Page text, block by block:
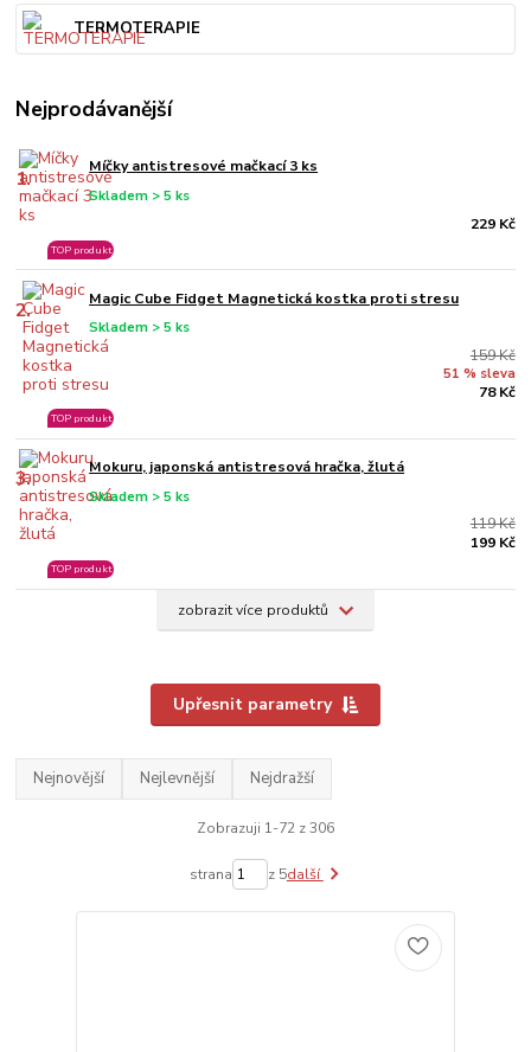
TERMOTERAPIE
Nejprodávanější
1. Míčky antistresové mačkací 3 ks
Skladem > 5 ks
TOP produkt
229 Kč
2. Magic Cube Fidget Magnetická kostka proti stresu
Skladem > 5 ks
TOP produkt
159 Kč
51 % sleva
78 Kč
3. Mokuru, japonská antistresová hračka, žlutá
Skladem > 5 ks
TOP produkt
119 Kč
199 Kč
zobrazit více produktů
Upřesnit parametry
Nejnovější Nejlevnější Nejdražší
Zobrazuji 1-72 z 306
strana z 5další